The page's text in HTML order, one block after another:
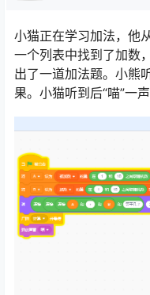
小猫正在学习加法，他
一个列表中找到了加数
出了一道加法题。小熊
果。小猫听到后“喵”一